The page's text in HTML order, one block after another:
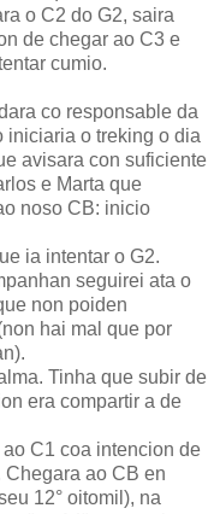
o C2 do G2, saira
de chegar ao C3 e
cumio.
co responsable da
iniciaria o treking o dia
avisara con suficiente
e Marta que
noso CB: inicio
ia intentar o G2.
seguirei ata o
non poiden
hai mal que por
Tinha que subir de
era compartir a de
C1 coa intencion de
Chegara ao CB en
12° oitomil), na